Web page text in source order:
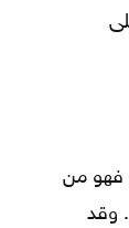
فهو من
وقد